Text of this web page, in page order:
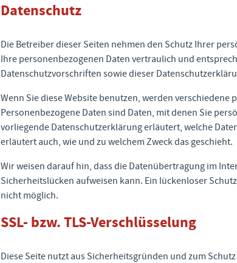
Datenschutz
Die Betreiber dieser Seiten nehmen den Schutz Ihrer
Ihre personenbezogenen Daten vertraulich und
Datenschutzvorschriften sowie dieser
Wenn Sie diese Website benutzen, werden verschiedene
Personenbezogene Daten sind Daten, mit denen Sie
vorliegende Datenschutzerklärung erläutert, welche
erläutert auch, wie und zu welchem Zweck das geschieht.
Wir weisen darauf hin, dass die Datenübertragung im
Sicherheitslücken aufweisen kann. Ein lückenloser
nicht möglich.
SSL- bzw. TLS-Verschlüsselung
Diese Seite nutzt aus Sicherheitsgründen und zum